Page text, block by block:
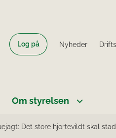
Log på Nyheder
Om styrelsen
Det store hjortevildt skal